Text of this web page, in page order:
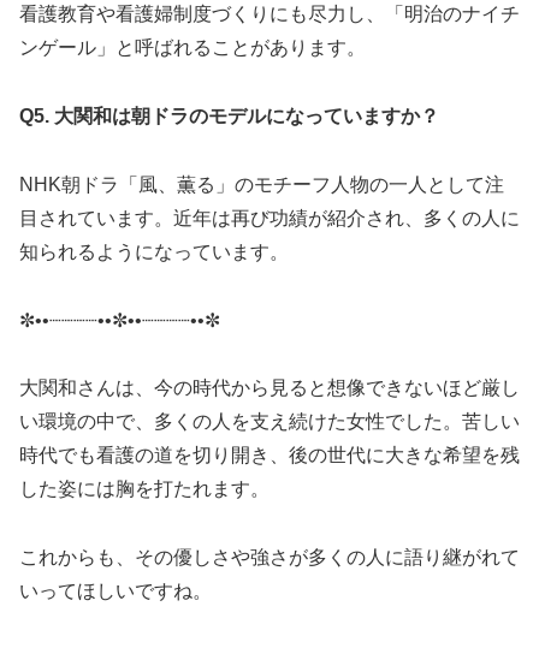
看護教育や看護婦制度づくりにも尽力し、「明治のナイチ
ンゲール」と呼ばれることがあります。
Q5. 大関和は朝ドラのモデルになっていますか？
NHK朝ドラ「風、薫る」のモチーフ人物の一人として注
目されています。近年は再び功績が紹介され、多くの人に
知られるようになっています。
✼••┈┈┈┈••✼••┈┈┈┈••✼
大関和さんは、今の時代から見ると想像できないほど厳し
い環境の中で、多くの人を支え続けた女性でした。苦しい
時代でも看護の道を切り開き、後の世代に大きな希望を残
した姿には胸を打たれます。
これからも、その優しさや強さが多くの人に語り継がれて
いってほしいですね。